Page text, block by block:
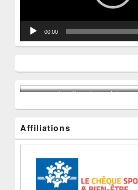
00:00
http://
Affiliations